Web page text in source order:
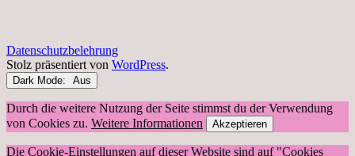
Datenschutzbelehrung
Stolz präsentiert von WordPress.
Dark Mode:
Durch die weitere Nutzung der Seite stimmst du der Verwendung
von Cookies zu. Weitere Informationen Akzeptieren
Die Cookie-Einstellungen auf dieser Website sind auf "Cookies